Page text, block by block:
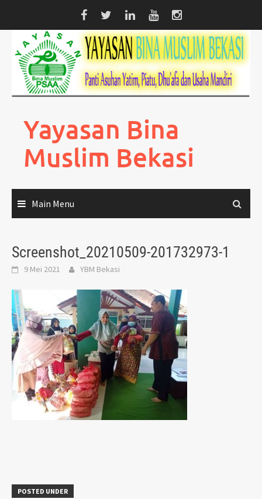
content
Yayasan Bina
Muslim Bekasi
Main Menu
Screenshot_20210509-201732973-1
9 Mei 2021 YBM Bekasi
POSTED UNDER